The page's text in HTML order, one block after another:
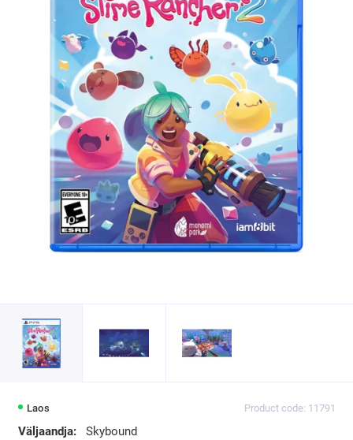
Laos Product code: 11791
Väljaandja:
Skybound